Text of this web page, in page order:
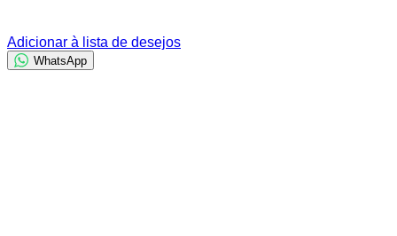
Adicionar à lista de desejos
WhatsApp